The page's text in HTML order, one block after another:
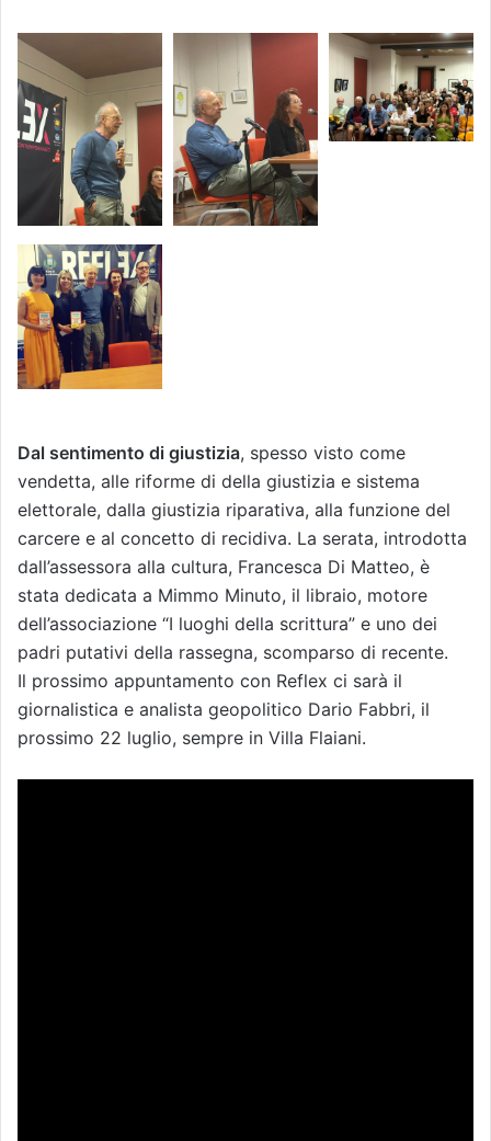
Dal sentimento di giustizia, spesso visto come
vendetta, alle riforme di della giustizia e sistema
elettorale, dalla giustizia riparativa, alla funzione del
carcere e al concetto di recidiva. La serata, introdotta
dall’assessora alla cultura, Francesca Di Matteo, è
stata dedicata a Mimmo Minuto, il libraio, motore
dell’associazione “I luoghi della scrittura” e uno dei
padri putativi della rassegna, scomparso di recente.
Il prossimo appuntamento con Reflex ci sarà il
giornalistica e analista geopolitico Dario Fabbri, il
prossimo 22 luglio, sempre in Villa Flaiani.